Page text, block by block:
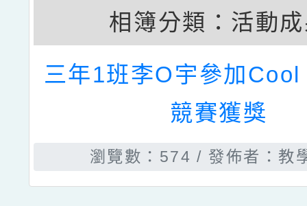
相簿分類： 活動
三年1班李O宇參加
競賽獲獎
瀏覽數：574 發佈者：教